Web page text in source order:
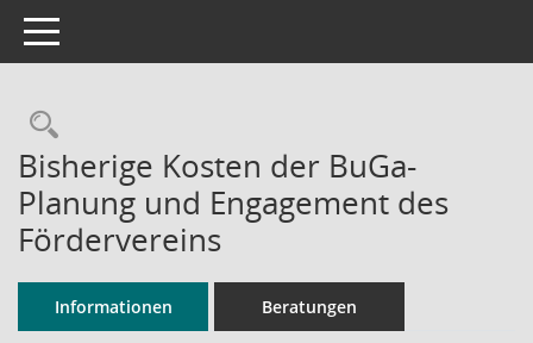
Toggle navigation
Rechercheauswahl
Bisherige Kosten der BuGa-
Planung und Engagement des
Fördervereins
Informationen Beratungen